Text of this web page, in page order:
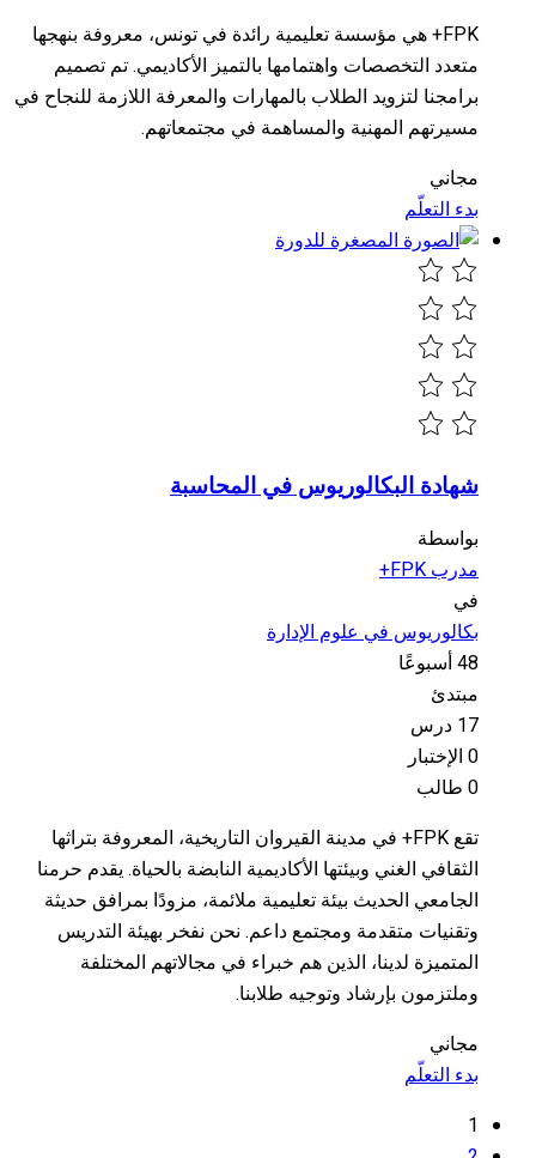
FPK+ هي مؤسسة تعليمية رائدة في تونس، معروفة بنهجها
متعدد التخصصات واهتمامها بالتميز الأكاديمي. تم تصميم
برامجنا لتزويد الطلاب بالمهارات والمعرفة اللازمة للنجاح في
مسيرتهم المهنية والمساهمة في مجتمعاتهم.
مجاني
بدء التعلّم
شهادة البكالوريوس في المحاسبة
بواسطة
مدرب FPK+
في
بكالوريوس في علوم الإدارة
48 أسبوعًا
مبتدئ
17 درس
0 الإختبار
0 طالب
تقع FPK+ في مدينة القيروان التاريخية، المعروفة بتراثها
الثقافي الغني وبيئتها الأكاديمية النابضة بالحياة. يقدم حرمنا
الجامعي الحديث بيئة تعليمية ملائمة، مزودًا بمرافق حديثة
وتقنيات متقدمة ومجتمع داعم. نحن نفخر بهيئة التدريس
المتميزة لدينا، الذين هم خبراء في مجالاتهم المختلفة
وملتزمون بإرشاد وتوجيه طلابنا.
مجاني
بدء التعلّم
1